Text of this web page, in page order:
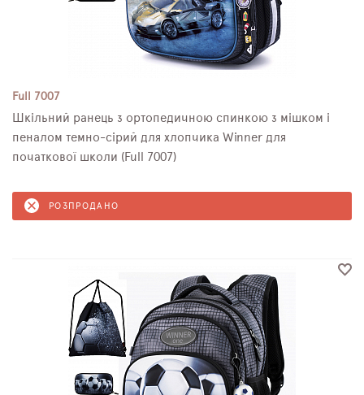
Full 7007
Шкільний ранець з ортопедичною спинкою з мішком і
пеналом темно-сірий для хлопчика Winner для
початкової школи (Full 7007)
РОЗПРОДАНО